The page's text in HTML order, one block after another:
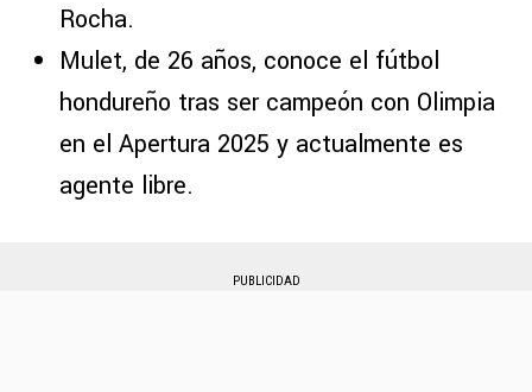
Rocha.
Mulet, de 26 años, conoce el fútbol
hondureño tras ser campeón con Olimpia
en el Apertura 2025 y actualmente es
agente libre.
PUBLICIDAD